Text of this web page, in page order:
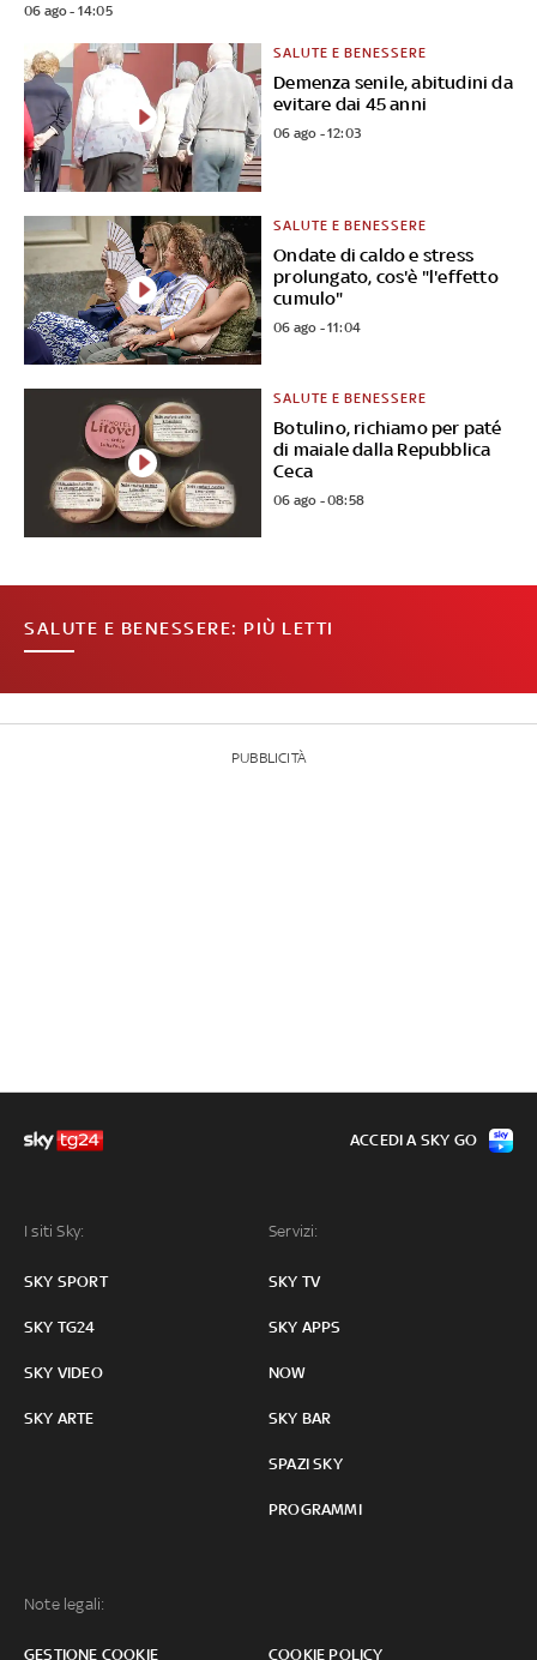
06 ago - 14:05
Demenza senile, abitudini da
evitare dai 45 anni
SALUTE E BENESSERE
06 ago - 12:03
Ondate di caldo e stress
prolungato, cos'è "l'effetto
cumulo"
SALUTE E BENESSERE
06 ago - 11:04
Botulino, richiamo per paté
di maiale dalla Repubblica
Ceca
SALUTE E BENESSERE
06 ago - 08:58
SALUTE E BENESSERE: PIÙ LETTI
PUBBLICITÀ
I siti Sky:
SKY SPORT
SKY TG24
SKY VIDEO
SKY ARTE
Servizi:
SKY TV
SKY APPS
NOW
SKY BAR
SPAZI SKY
PROGRAMMI
Note legali:
GESTIONE COOKIE COOKIE POLICY
ACCEDI A SKY GO